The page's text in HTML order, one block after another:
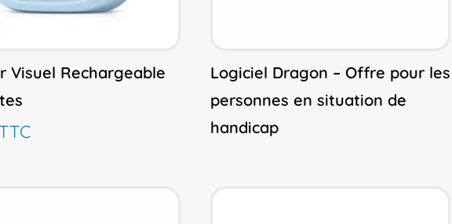
Visuel Rechargeable
Logiciel Dragon – Offre pour les
personnes en situation de
handicap